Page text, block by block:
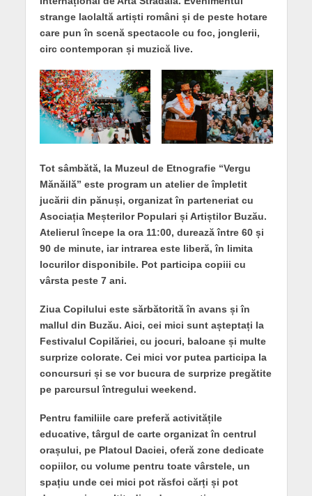
strange laolaltă artiști români și de peste hotare
care pun în scenă spectacole cu foc, jonglerii,
circ contemporan și muzică live.
Tot sâmbătă, la Muzeul de Etnografie “Vergu
Mănăilă” este program un atelier de împletit
jucării din pănuși, organizat în parteneriat cu
Asociația Meșterilor Populari și Artiștilor Buzău.
Atelierul începe la ora 11:00, durează între 60 și
90 de minute, iar intrarea este liberă, în limita
locurilor disponibile. Pot participa copiii cu
vârsta peste 7 ani.
Ziua Copilului este sărbătorită în avans și în
mallul din Buzău. Aici, cei mici sunt așteptați la
Festivalul Copilăriei, cu jocuri, baloane și multe
surprize colorate. Cei mici vor putea participa la
concursuri și se vor bucura de surprize pregătite
pe parcursul întregului weekend.
Pentru familiile care preferă activitățile
educative, târgul de carte organizat în centrul
orașului, pe Platoul Daciei, oferă zone dedicate
copiilor, cu volume pentru toate vârstele, un
spațiu unde cei mici pot răsfoi cărți și pot